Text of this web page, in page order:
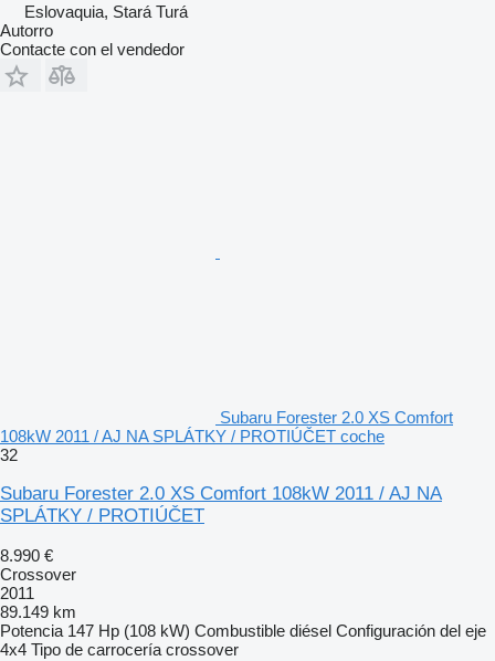
Eslovaquia, Stará Turá
Autorro
Contacte con el vendedor
Subaru Forester 2.0 XS Comfort
108kW 2011 / AJ NA SPLÁTKY / PROTIÚČET coche
32
Subaru Forester 2.0 XS Comfort 108kW 2011 / AJ NA
SPLÁTKY / PROTIÚČET
8.990 €
Crossover
2011
89.149 km
Potencia 147 Hp (108 kW) Combustible diésel Configuración del eje
4x4 Tipo de carrocería crossover